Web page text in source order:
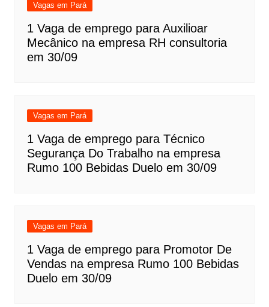
Vagas em Pará
1 Vaga de emprego para Auxilioar
Mecânico na empresa RH consultoria
em 30/09
Vagas em Pará
1 Vaga de emprego para Técnico
Segurança Do Trabalho na empresa
Rumo 100 Bebidas Duelo em 30/09
Vagas em Pará
1 Vaga de emprego para Promotor De
Vendas na empresa Rumo 100 Bebidas
Duelo em 30/09